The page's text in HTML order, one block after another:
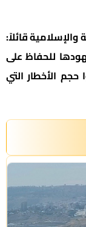
قائلاً:
للحفاظ على
الأخطار التي